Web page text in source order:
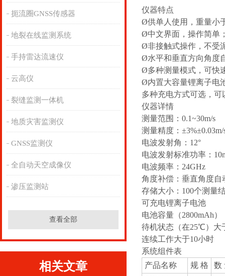
扼流圈GNSS传感器
地裂在线监测系统
手持雷达流速仪
云高仪
裂缝监测一体机
地质灾害监测仪
GNSS监测仪
全自动天空成像仪
渗压监测站
查看全部
相关文章
仪器特点
Ø供单人使用，重量小
Ø中文界面，操作简单
Ø非接触式操作，不受
Ø水平和垂直方向角度
Ø多种测量模式，可快
Ø内置大容量锂离子电
多种充电方式可选，
仪器详情
测量范围：0.1~30m/s
测量精度：±3%±0.03m/
电波发射角：12°
电波发射标准功率：
电波频率：24GHz
角度补偿：垂直角度自
存储大小：100个测量
可充电锂离子电池
电池容量（2800mAh）
待机状态（在25℃）大
连续工作大于10小时
系统组件表
产品名称
规 格
数